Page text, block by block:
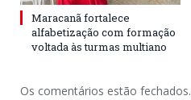
Maracanã fortalece
alfabetização com formação
voltada às turmas multiano
Os comentários estão fechados.